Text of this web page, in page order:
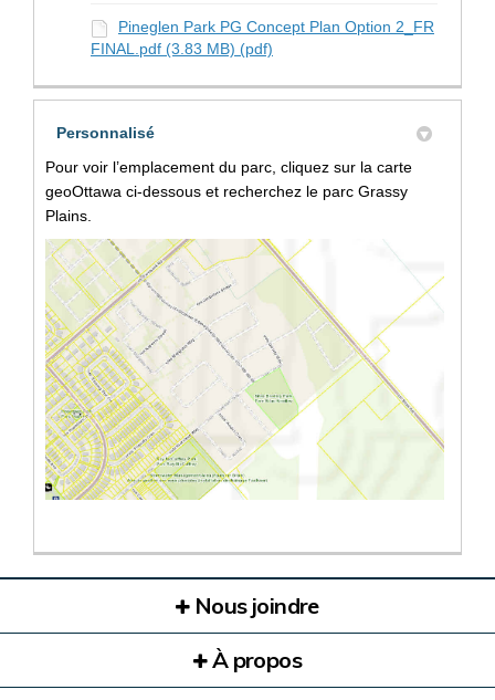
Pineglen Park PG Concept Plan Option 2_FR
FINAL.pdf (3.83 MB) (pdf)
Personnalisé
Pour voir l’emplacement du parc, cliquez sur la carte
geoOttawa ci-dessous et recherchez le parc Grassy
Plains.
Nous joindre
À propos